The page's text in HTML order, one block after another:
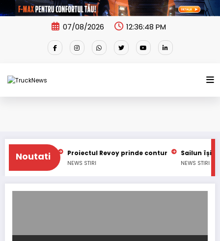
Skip
to
07/08/2026 12:36:49 PM
NoutatiProiectul Revoy prinde contur
STIRI
Sailun își extinde